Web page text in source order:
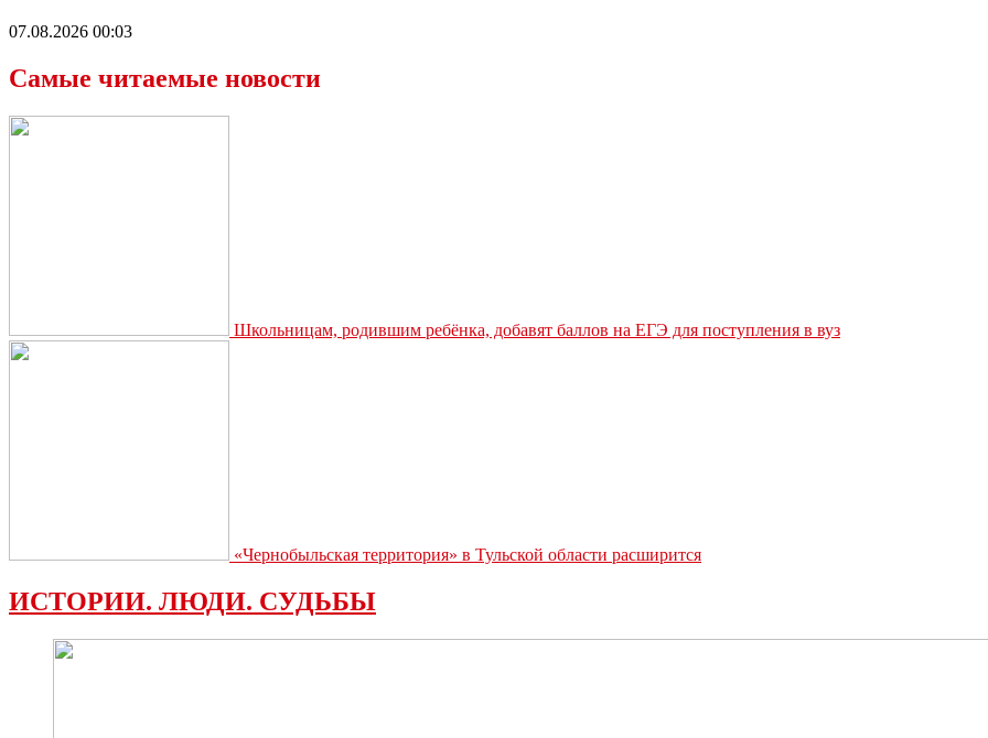
07.08.2026 00:03
Самые читаемые новости
Школьницам, родившим ребёнка, добавят баллов на ЕГЭ для поступления в вуз
«Чернобыльская территория» в Тульской области расширится
ИСТОРИИ. ЛЮДИ. СУДЬБЫ